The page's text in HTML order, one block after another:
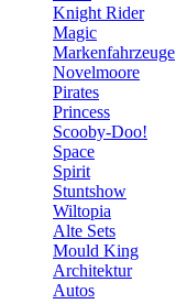
Knight Rider
Magic
Markenfahrzeuge
Novelmoore
Pirates
Princess
Scooby-Doo!
Space
Spirit
Stuntshow
Wiltopia
Alte Sets
Mould King
Architektur
Autos